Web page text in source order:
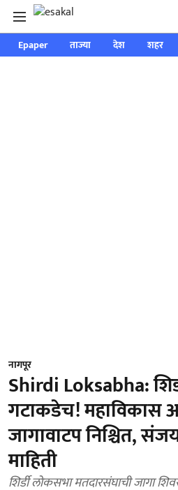
Epaper ताज्या देश शहर
नागपूर
Shirdi Loksabha:
गटाकडेच! महाविकास
जागावाटप निश्चित,
माहिती
शिर्डी लोकसभा मतदारसंघाची जागा